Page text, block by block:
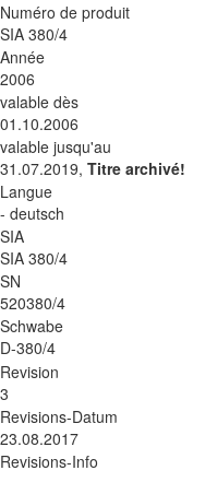
Numéro de produit
SIA 380/4
Année
2006
valable dès
01.10.2006
valable jusqu'au
31.07.2019, Titre archivé!
Langue
- deutsch
SIA
SIA 380/4
SN
520380/4
Schwabe
D-380/4
Revision
3
Revisions-Datum
23.08.2017
Revisions-Info